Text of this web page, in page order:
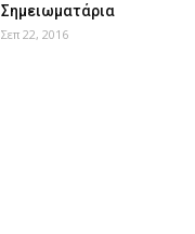
Σημειωματάρια
Σεπ 22, 2016